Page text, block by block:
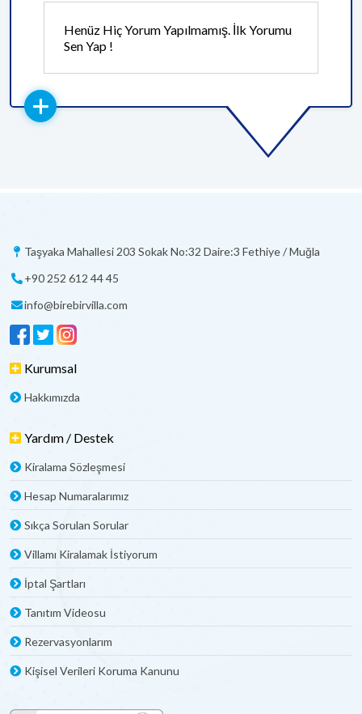
Henüz Hiç Yorum Yapılmamış. İlk Yorumu
Sen Yap !
Taşyaka Mahallesi 203 Sokak No:32 Daire:3 Fethiye / Muğla
+90 252 612 44 45
info@birebirvilla.com
Kurumsal
Hakkımızda
Yardım / Destek
Kiralama Sözleşmesi
Hesap Numaralarımız
Sıkça Sorulan Sorular
Villamı Kiralamak İstiyorum
İptal Şartları
Tanıtım Videosu
Rezervasyonlarım
Kişisel Verileri Koruma Kanunu